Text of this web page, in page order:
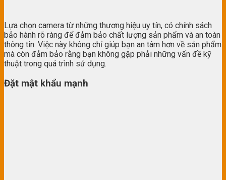
Lựa chọn camera từ những thương hiệu uy tín, có chính sách
bảo hành rõ ràng để đảm bảo chất lượng sản phẩm và an toàn
thông tin. Việc này không chỉ giúp bạn an tâm hơn về sản phẩm
mà còn đảm bảo rằng bạn không gặp phải những vấn đề kỹ
thuật trong quá trình sử dụng.
Đặt mật khẩu mạnh